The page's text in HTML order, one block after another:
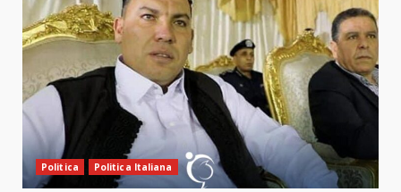
Politica Politica Italiana